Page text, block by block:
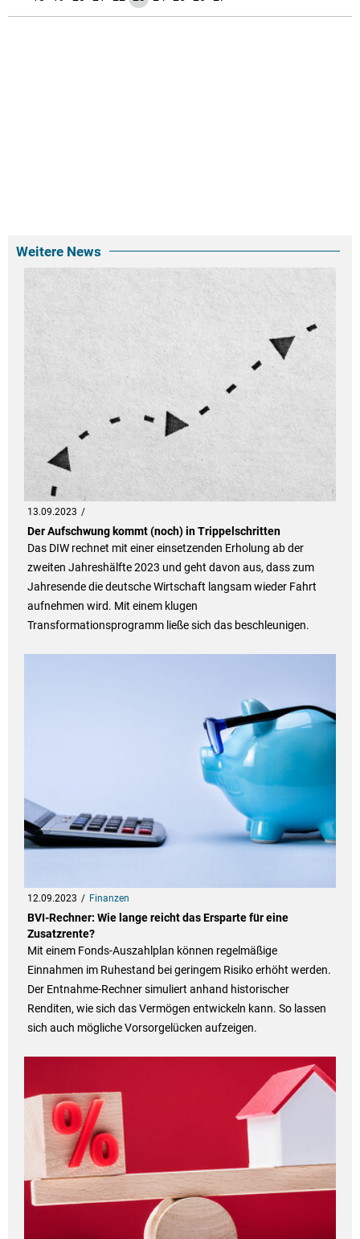
Weitere News
13.09.2023
Der Aufschwung kommt (noch) in Trippelschritten
Das DIW rechnet mit einer einsetzenden Erholung ab der
zweiten Jahreshälfte 2023 und geht davon aus, dass zum
Jahresende die deutsche Wirtschaft langsam wieder Fahrt
aufnehmen wird. Mit einem klugen
Transformationsprogramm ließe sich das beschleunigen.
12.09.2023 Finanzen
BVI-Rechner: Wie lange reicht das Ersparte für eine
Zusatzrente?
Mit einem Fonds-Auszahlplan können regelmäßige
Einnahmen im Ruhestand bei geringem Risiko erhöht werden.
Der Entnahme-Rechner simuliert anhand historischer
Renditen, wie sich das Vermögen entwickeln kann. So lassen
sich auch mögliche Vorsorgelücken aufzeigen.